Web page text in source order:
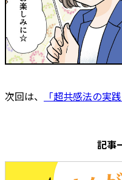
次回は、 「超共感法の実
記事